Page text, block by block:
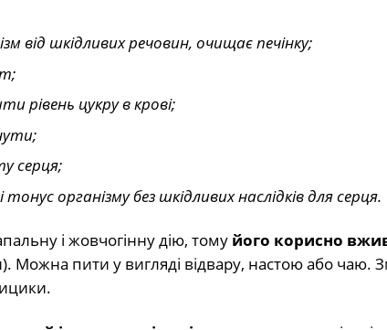
від шкідливих речовин, очищає печінку;
рівень цукру в крові;
серця;
тонус організму без шкідливих наслідків для серця.
і жовчогінну дію, тому його корисно
Можна пити у вигляді відвару, настою або чаю.